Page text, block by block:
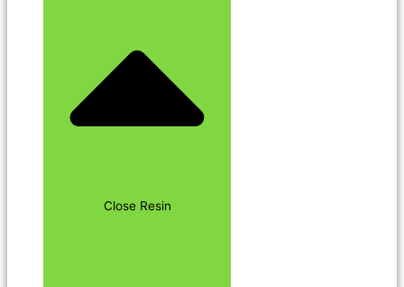
Close Resin